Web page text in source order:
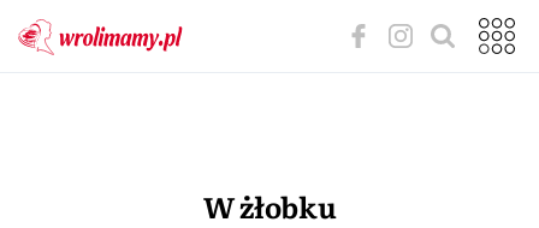
W żłobku